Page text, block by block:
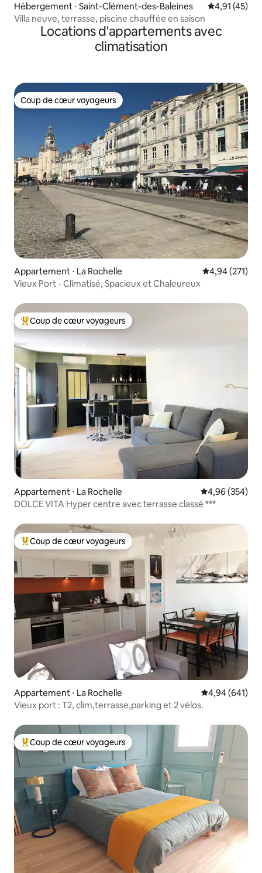
Hébergement ⋅ Saint-Clément-des-Baleines Évaluation
4,91 (45)
Villa neuve, terrasse, piscine chauffée en saison
Locations d'appartements avec
climatisation
Coup de cœur voyageurs
Coup de cœur voyageurs
Appartement ⋅ La Rochelle Évaluation
4,94 (271)
Vieux Port - Climatisé, Spacieux et Chaleureux
Coups de cœur voyageurs les plus appréciés
Coup de cœur voyageurs
Appartement ⋅ La Rochelle Évaluation
4,96 (354)
DOLCE VITA Hyper centre avec terrasse classé ***
Coups de cœur voyageurs les plus appréciés
Coup de cœur voyageurs
Appartement ⋅ La Rochelle Évaluation
4,94 (641)
Vieux port : T2, clim,terrasse,parking et 2 vélos.
Coups de cœur voyageurs les plus appréciés
Coup de cœur voyageurs